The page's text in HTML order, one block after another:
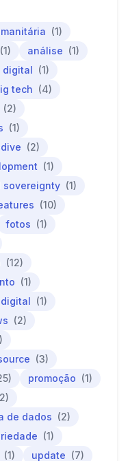
(1)
(1) análise (1)
(1)
tech (4)
(2)
(1)
(2)
(1)
sovereignty (1)
(10)
fotos (1)
(12)
(1)
(1)
(2)
(3)
promoção (1)
de dados (2)
(1)
(1) update (7)